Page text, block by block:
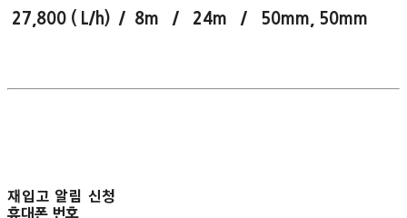
27,800 ( L/h) / 8m / 24m / 50mm, 50mm
재입고 알림 신청
휴대폰 번호